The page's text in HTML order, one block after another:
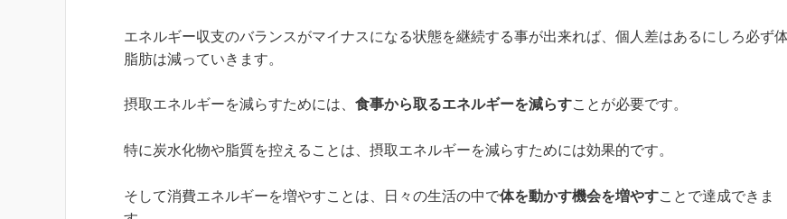
エネルギー収支のバランスがマイナスになる状態を継続する事が出来れば、個人差はあるにしろ必ず
脂肪は減っていきます。
摂取エネルギーを減らすためには、 食事から取るエネルギーを減らすことが必要です。
特に炭水化物や脂質を控えることは、摂取エネルギーを減らすためには効果的です。
そして消費エネルギーを増やすことは、日々の生活の中で体を動かす機会を増やすことで達成できま